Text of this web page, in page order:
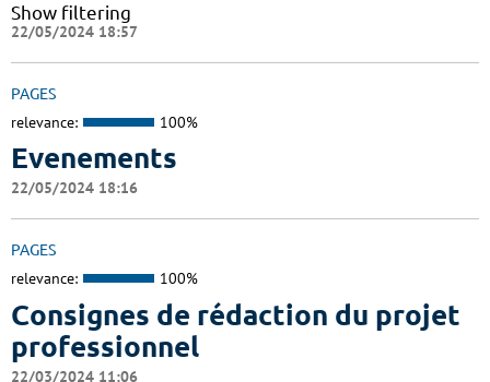
Show filtering
22/05/2024 18:57
PAGES
relevance: 100%
Evenements
22/05/2024 18:16
PAGES
relevance: 100%
Consignes de rédaction du projet
professionnel
22/03/2024 11:06